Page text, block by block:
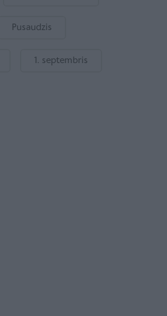
Pusaudzis
1. septembris